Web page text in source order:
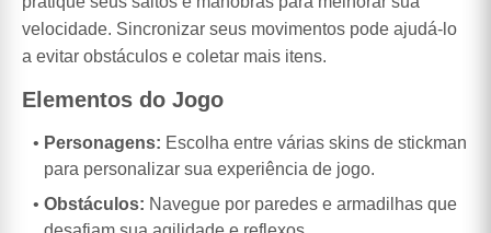
velocidade. Sincronizar seus movimentos pode ajudá-lo
a evitar obstáculos e coletar mais itens.
Elementos do Jogo
Personagens: Escolha entre várias skins de stickman
para personalizar sua experiência de jogo.
Obstáculos: Navegue por paredes e armadilhas que